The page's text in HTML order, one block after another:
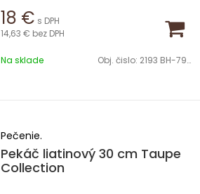
18 € s DPH
14,63 € bez DPH
Na sklade Obj. čislo: 2193 BH-7947
Pečenie.
Pekáč liatinový 30 cm Taupe
Collection